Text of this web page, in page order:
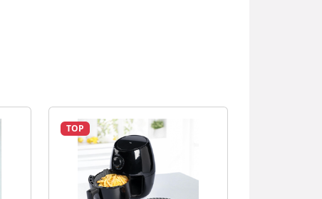
TOP